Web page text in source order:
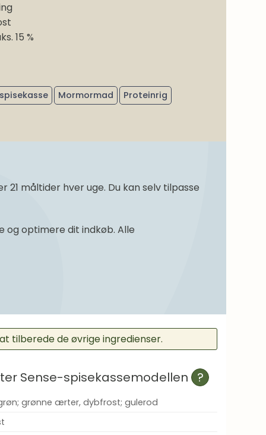
15 %
Mormormad
Proteinrig
måltider hver uge. Du kan selv tilpasse
optimere dit indkøb. Alle
tilberede de øvrige ingredienser.
Sense-spisekassemodellen ?
grønne ærter, dybfrost; gulerod